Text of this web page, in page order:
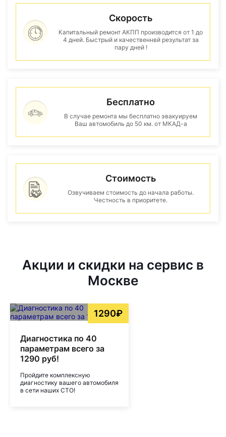
Скорость
Капитальный ремонт АКПП производится от 1 до
4 дней. Быстрый и качественнвй результат за
пару дней !
Бесплатно
В случае ремонта мы бесплатно эвакуируем
Ваш автомобиль до 50 км. от МКАД-а
Стоимость
Озвучиваем стоимость до начала работы.
Честность в приоритете.
Акции и скидки на сервис в
Москве
1290₽
Диагностика по 40
параметрам всего за
1290 руб!
Пройдите комплексную
диагностику вашего автомобиля
в сети наших СТО!